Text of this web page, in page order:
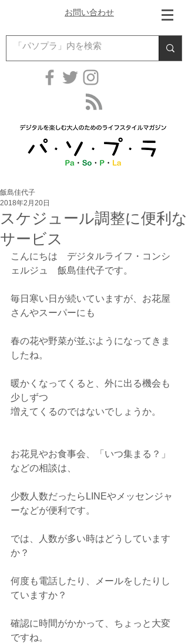
お問い合わせ
スケジュール調整に便利な
サービス
飯島佳代子
2018年2月20日
こんにちは　デジタルライフ・コンシ
ェルジュ　飯島佳代子です。
毎日寒い日が続いていますが、お花屋
さんやスーパーにも
春の花や野菜が並ぶようになってきま
したね。
暖かくなってくると、外に出る機会も
少しずつ
増えてくるのではないでしょうか。
お花見やお食事会、「いつ集まる？」
などの相談は、
少数人数だったらLINEやメッセンジャ
ーなどが便利です。
では、人数が多い時はどうしています
か？
何度も電話したり、メールをしたりし
ていますか？
確認に時間がかかって、ちょっと大変
ですね。